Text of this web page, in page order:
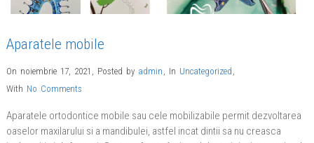
Aparatele mobile
On noiembrie 17, 2021 Posted by admin In Uncategorized
With No Comments
Aparatele ortodontice mobile sau cele mobilizabile permit dezvoltarea
oaselor maxilarului si a mandibulei, astfel incat dintii sa nu creasca